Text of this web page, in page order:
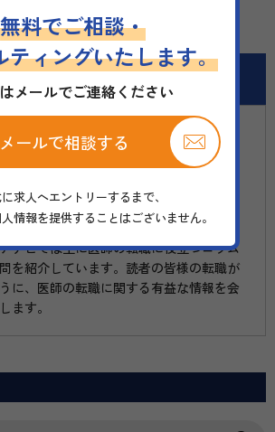
カルキャリアナビ
ナビでは主に医師の転職に役立つコラム
を紹介しています。読者の皆様の転職が
に、医師の転職に関する有益な情報を会
ます。
無料でご相談・
ティングいたします。
メールでご連絡ください
メールで相談する
求人へエントリーするまで、
情報を提供することはございません。